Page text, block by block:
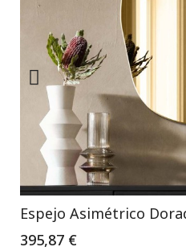
Espejo Asimétrico
395,87 €